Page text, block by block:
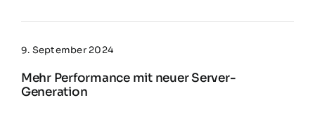
9. September 2024
Mehr Performance mit neuer Server-
Generation